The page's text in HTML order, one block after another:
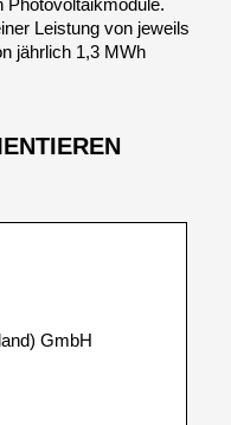
Photovoltaikmodule.
Leistung von jeweils
jährlich 1,3 MWh
GmbH